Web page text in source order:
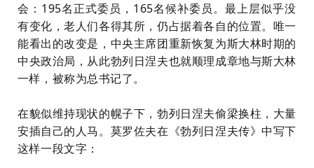
会：195名正式委员，165名候补委员。最上层似乎没
有变化，老人们各得其所，仍占据着各自的位置。唯一
能看出的改变是，中央主席团重新恢复为斯大林时期的
中央政治局，从此勃列日涅夫也就顺理成章地与斯大林
一样，被称为总书记了。
在貌似维持现状的幌子下，勃列日涅夫偷梁换柱，大量
安插自己的人马。 莫罗佐夫在《勃列日涅夫传》中写下
这样一段文字：